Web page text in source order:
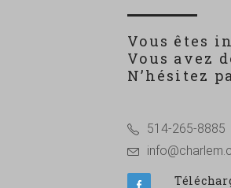
Vous êtes
Vous avez
N’hésitez
514-265-8885